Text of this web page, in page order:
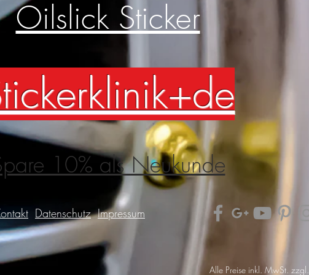
Impressum
Datenschutz
Oilslick Sticker
10% als Neukunde
Alle Preise inkl. MwSt. zzgl.